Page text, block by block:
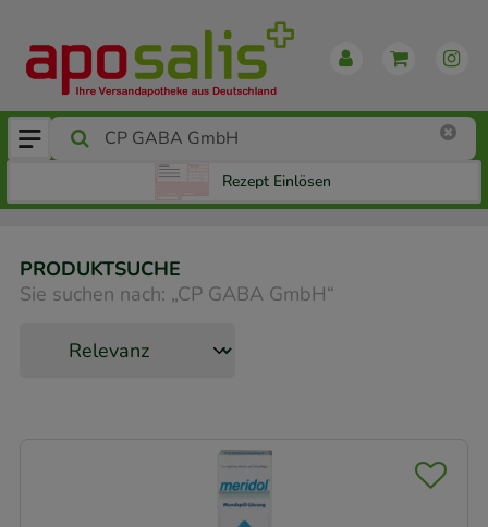
Rezept Einlösen
PRODUKTSUCHE
Sie suchen nach: „CP GABA GmbH“